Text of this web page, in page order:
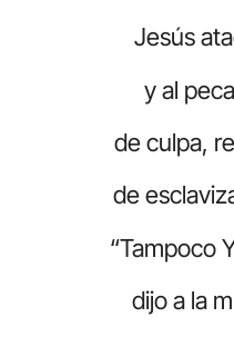
Jesús
y al
de culpa,
de
“Tampoco
dijo a la